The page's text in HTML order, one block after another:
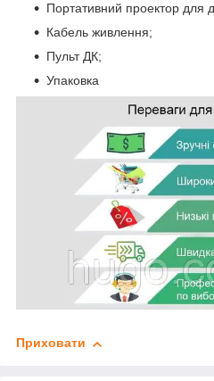
Портативний проектор для
Кабель живлення;
Пульт ДК;
Упаковка
Приховати